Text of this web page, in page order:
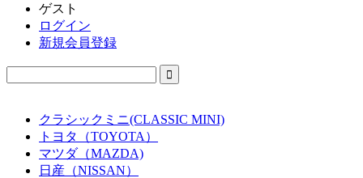
ゲスト
ログイン
新規会員登録
クラシックミニ(CLASSIC MINI)
トヨタ（TOYOTA）
マツダ（MAZDA)
日産（NISSAN）